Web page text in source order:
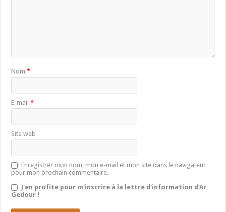
Nom*
E-mail*
Site web
Enregistrer mon nom, mon e-mail et mon site dans le navigateur
pour mon prochain commentaire.
J'en profite pour m'inscrire à la lettre d'information d'Ar
Gedour !